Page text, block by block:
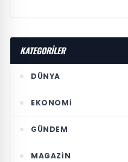
KATEGORİLER
DÜNYA
EKONOMI
GÜNDEM
MAGAZIN